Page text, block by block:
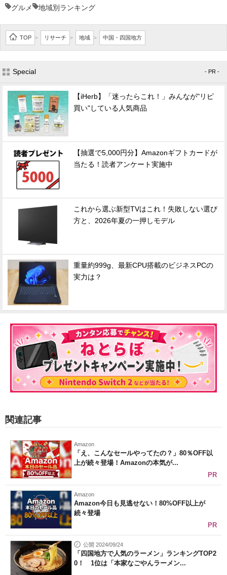
グルメ 地域別ランキング
TOP > リサーチ > 地域 > 中国・四国地方
Special - PR -
【iHerb】「迷ったらこれ！」みんなが"リピ
買い"している人気商品
【抽選で5,000円分】Amazonギフトカードが
当たる！読者アンケート実施中
これから選ぶ新型TVはこれ！失敗しない選び
方と、2026年夏の一押しモデル
重量約999g、最新CPU搭載のビジネスPCの
実力は？
関連記事
Amazon
「え、こんなセールやってたの？」80％OFF以
上が続々登場！Amazonの本気が...
PR
Amazon
Amazon今日も見逃せない！80%OFF以上が
続々登場
PR
公開 2024/09/24
「四国地方で人気のラーメン」ランキングTOP2
0！ 1位は「本家なごやんラーメン...